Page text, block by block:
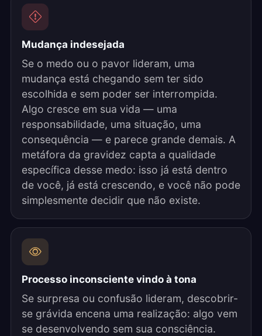
Mudança indesejada
Se o medo ou o pavor lideram, uma
mudança está chegando sem ter sido
escolhida e sem poder ser interrompida.
Algo cresce em sua vida — uma
responsabilidade, uma situação, uma
consequência — e parece grande demais. A
metáfora da gravidez capta a qualidade
específica desse medo: isso já está dentro
de você, já está crescendo, e você não pode
simplesmente decidir que não existe.
Processo inconsciente vindo à tona
Se surpresa ou confusão lideram, descobrir-
se grávida encena uma realização: algo vem
se desenvolvendo sem sua consciência.